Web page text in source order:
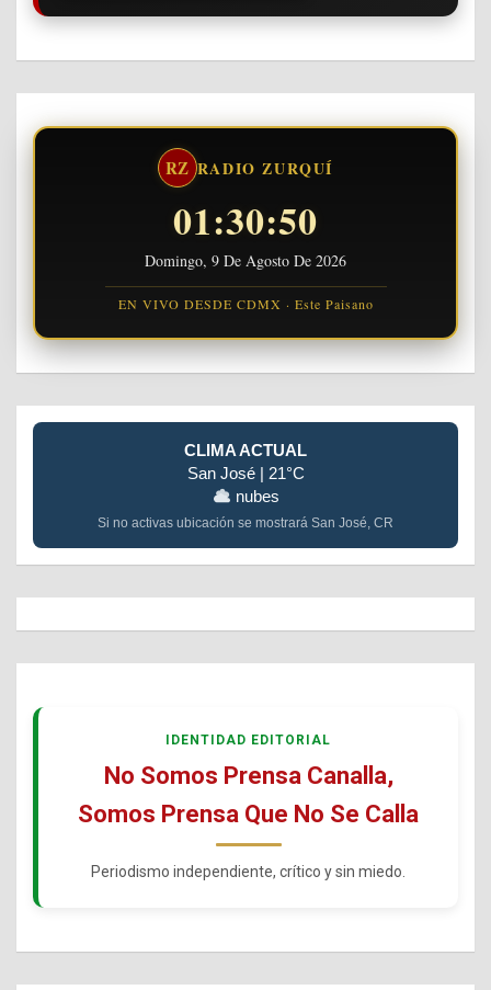
RZ RADIO ZURQUÍ
01:30:50
Domingo, 9 De Agosto De 2026
EN VIVO DESDE CDMX · Este Paisano
CLIMA ACTUAL
San José | 21°C
nubes
Si no activas ubicación se mostrará San José, CR
IDENTIDAD EDITORIAL
No Somos Prensa Canalla,
Somos Prensa Que No Se Calla
Periodismo independiente, crítico y sin miedo.